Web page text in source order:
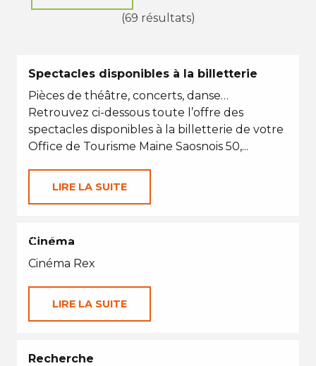
(69 résultats)
Spectacles disponibles à la billetterie
Pièces de théâtre, concerts, danse…
Retrouvez ci-dessous toute l’offre des
spectacles disponibles à la billetterie de votre
Office de Tourisme Maine Saosnois 50,...
LIRE LA SUITE
EN TOUTES SAISONS
Cinéma
Cinéma Rex
LIRE LA SUITE
Recherche